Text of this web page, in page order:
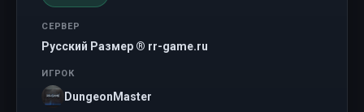
СЕРВЕР
Русский Размер ® rr-game.ru
ИГРОК
DungeonMaster